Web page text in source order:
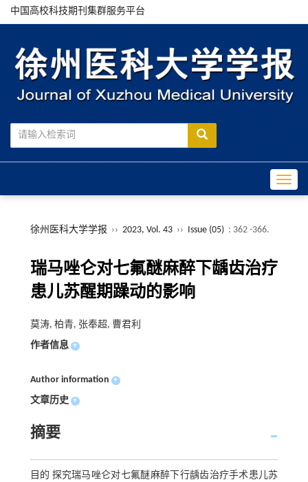
中国高校科技期刊集群服务平台
徐州医科大学学报 ›› 2023, Vol. 43 ›› Issue (05) : 362 -366.
瑞马唑仑对七氟醚麻醉下龋齿治疗
患儿苏醒期躁动的影响
莫涛, 柏青, 张奉超, 曹君利
作者信息 +
Author information +
文章历史 +
摘要
目的 探究瑞马唑仑对七氟醚麻醉下行龋齿治疗手术患儿苏